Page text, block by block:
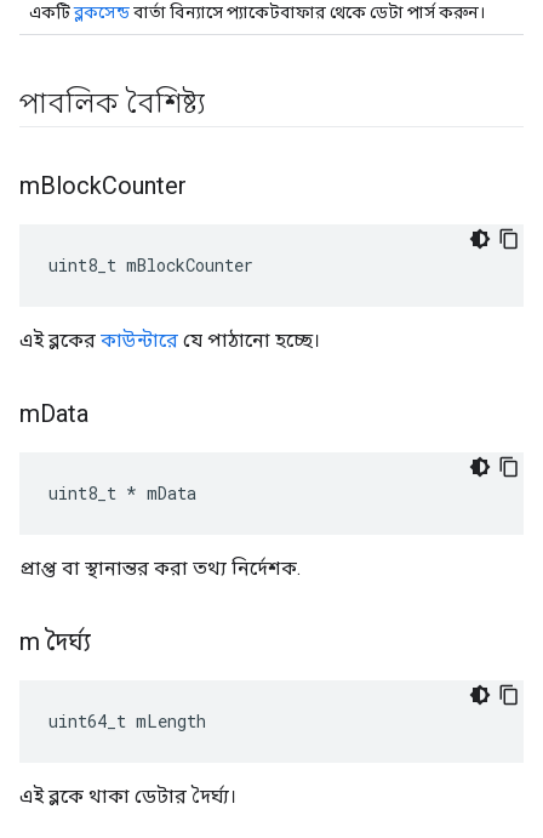
একটিব্লকসেন্ডবার্তা বিন্যাসে প্যাকেটবাফার থেকে ডেটা পার্স করুন।
পাবলিক বৈশিষ্ট্য
mBlockCounter
uint8_t mBlockCounter
এই ব্লকের কাউন্টারে যে পাঠানো হচ্ছে।
mData
uint8_t * mData
প্রাপ্ত বা স্থানান্তর করা তথ্য নির্দেশক.
m দৈর্ঘ্য
uint64_t mLength
এই ব্লকে থাকা ডেটার দৈর্ঘ্য।